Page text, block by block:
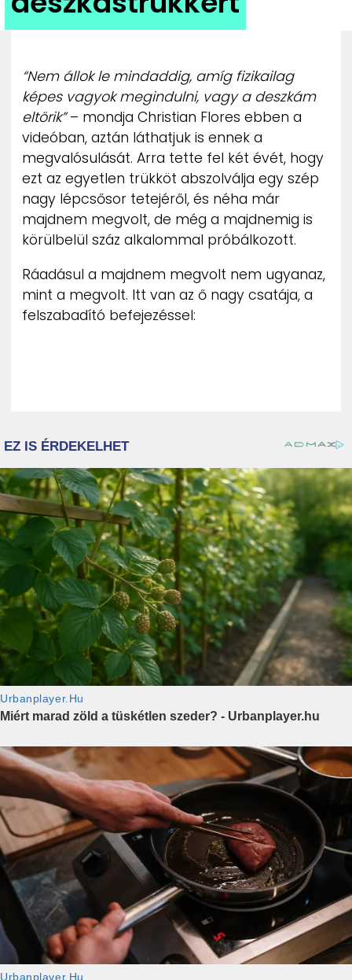
ZENE
IMPRESSZUM
PR-ARCHÍVUM
ADATKEZELÉSI TÁJÉKOZTATÓ
“Nem állok le mindaddig, amíg fizikailag
képes vagyok megindulni, vagy a deszkám
eltörik”– mondja Christian Flores ebben a
videóban, aztán láthatjuk is ennek a
megvalósulását. Arra tette fel két évét, hogy
ezt az egyetlen trükköt abszolválja egy szép
nagy lépcsősor tetejéről, és néha már
majdnem megvolt, de még a majdnemig is
körülbelül száz alkalommal próbálkozott.
Ráadásul a majdnem megvolt nem ugyanaz,
mint a megvolt. Itt van az ő nagy csatája, a
felszabadító befejezéssel: